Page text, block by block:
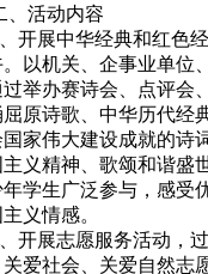
动内容
中华经典和红色经
以机关、企事业单位
举办赛诗会、点评会
原诗歌、中华历代经
家伟大建设成就的诗
义精神、歌颂和谐盛
学生广泛参与，感受
义情感。
志愿服务活动，过
爱社会、关爱自然志